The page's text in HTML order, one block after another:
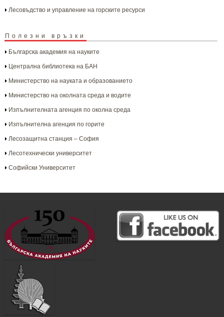
Лесовъдство и управление на горските ресурси
Полезни връзки
Българска aкадемия на науките
Централна библиотека на БАН
Министерство на науката и образованието
Министерство на околната среда и водите
Изпълнителната агенция по околна среда
Изпълнителна агенция по горите
Лесозащитна станция – София
Лесотехнически университет
Софийски Университет